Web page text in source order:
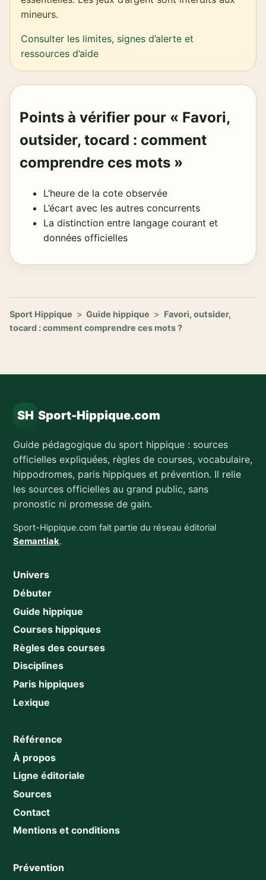
mineurs.
Consulter les limites, signes d’alerte et
ressources d’aide
Points à vérifier pour « Favori,
outsider, tocard : comment
comprendre ces mots »
L’heure de la cote observée
L’écart avec les autres concurrents
La distinction entre langage courant et
données officielles
Sport Hippique > Guide hippique > Favori, outsider,
tocard : comment comprendre ces mots ?
SH Sport-Hippique.com
Guide pédagogique du sport hippique : sources
officielles expliquées, règles de courses, vocabulaire,
hippodromes, paris hippiques et prévention. Il relie
les sources officielles au grand public, sans
pronostic ni promesse de gain.
Sport-Hippique.com fait partie du réseau éditorial
Semantiak.
Univers
Débuter
Guide hippique
Courses hippiques
Règles des courses
Disciplines
Paris hippiques
Lexique
Référence
À propos
Ligne éditoriale
Sources
Contact
Mentions et conditions
Prévention